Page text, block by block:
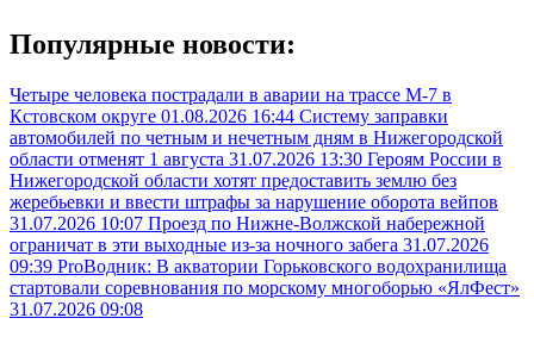
Популярные новости:
Четыре человека пострадали в аварии на трассе М-7 в
Кстовском округе 01.08.2026 16:44 Систему заправки
автомобилей по четным и нечетным дням в Нижегородской
области отменят 1 августа 31.07.2026 13:30 Героям России в
Нижегородской области хотят предоставить землю без
жеребьевки и ввести штрафы за нарушение оборота вейпов
31.07.2026 10:07 Проезд по Нижне-Волжской набережной
ограничат в эти выходные из-за ночного забега 31.07.2026
09:39 ProВодник: В акватории Горьковского водохранилища
стартовали соревнования по морскому многоборью «ЯлФест»
31.07.2026 09:08